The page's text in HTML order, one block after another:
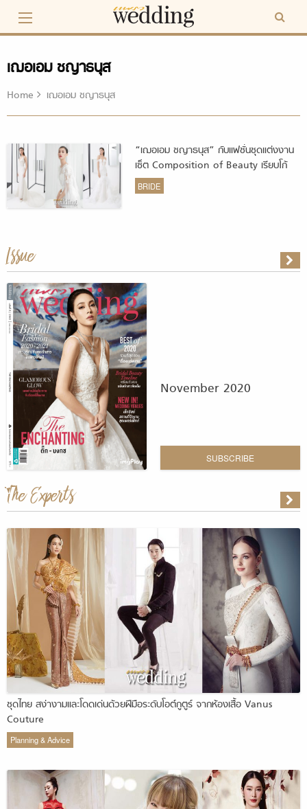
content
เฌอเอม ชญาธนุส
Home เฌอเอม ชญาธนุส
“เฌอเอม ชญาธนุส” กับแฟชั่นชุดแต่งงาน
เซ็ต Composition of Beauty เรียบโก้
ทันสมัย
BRIDE
Issue
November 2020
SUBSCRIBE
The Experts
ชุดไทย สง่างามและโดดเด่นด้วยฝีมือระดับโอต์กูตูร์ จากห้องเสื้อ Vanus
Couture
Planning & Advice